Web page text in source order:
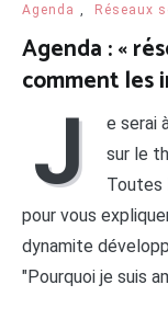
Agenda Réseaux
Agenda : «
comment les
J
e serai
sur le
Toutes
pour vous
dynamite
"Pourquoi je suis